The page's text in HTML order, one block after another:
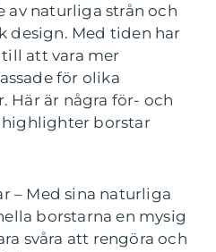
av naturliga strån och
design. Med tiden har
att vara mer
för olika
Här är några för- och
borstar
– Med sina naturliga
borstarna en mysig
svåra att rengöra och